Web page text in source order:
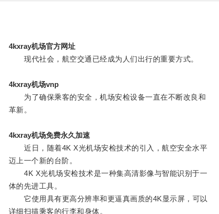
4kxray机场官方网址
现代社会，航空交通已经成为人们出行的重要方式。
4kxray机场vnp
为了确保乘客的安全，机场安检设备一直在不断改良和
革新。
4kxray机场免费永久加速
近日，随着4K X光机场安检技术的引入，航空安全水平
迈上一个新的台阶。
4K X光机场安检技术是一种集高清影像与智能识别于一
体的先进工具。
它使用具有更高分辨率和更逼真画质的4K显示屏，可以
详细扫描乘客的行李和身体。